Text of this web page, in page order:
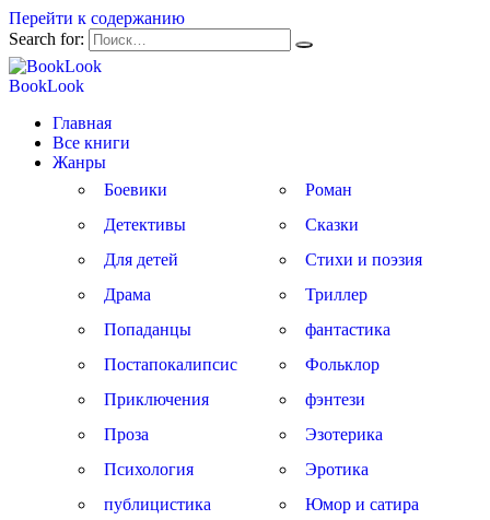
Перейти к содержанию
Search for:
BookLook
Главная
Все книги
Жанры
Боевики
Детективы
Для детей
Драма
Попаданцы
Постапокалипсис
Приключения
Проза
Психология
публицистика
Роман
Сказки
Стихи и поэзия
Триллер
фантастика
Фольклор
фэнтези
Эзотерика
Эротика
Юмор и сатира